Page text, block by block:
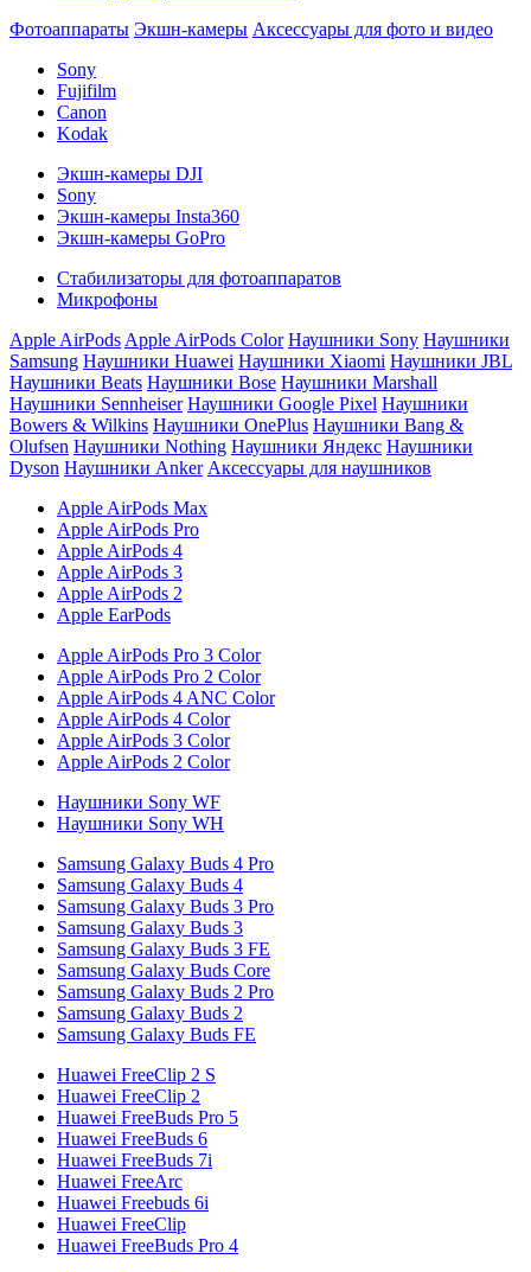
Фотоаппараты Экшн-камеры Аксессуары для фото и видео
Sony
Fujifilm
Canon
Kodak
Экшн-камеры DJI
Sony
Экшн-камеры Insta360
Экшн-камеры GoPro
Стабилизаторы для фотоаппаратов
Микрофоны
Apple AirPods Apple AirPods Color Наушники Sony Наушники
Samsung Наушники Huawei Наушники Xiaomi Наушники JBL
Наушники Beats Наушники Bose Наушники Marshall
Наушники Sennheiser Наушники Google Pixel Наушники
Bowers & Wilkins Наушники OnePlus Наушники Bang &
Olufsen Наушники Nothing Наушники Яндекс Наушники
Dyson Наушники Anker Аксессуары для наушников
Apple AirPods Max
Apple AirPods Pro
Apple AirPods 4
Apple AirPods 3
Apple AirPods 2
Apple EarPods
Apple AirPods Pro 3 Color
Apple AirPods Pro 2 Color
Apple AirPods 4 ANC Color
Apple AirPods 4 Color
Apple AirPods 3 Color
Apple AirPods 2 Color
Наушники Sony WF
Наушники Sony WH
Samsung Galaxy Buds 4 Pro
Samsung Galaxy Buds 4
Samsung Galaxy Buds 3 Pro
Samsung Galaxy Buds 3
Samsung Galaxy Buds 3 FE
Samsung Galaxy Buds Core
Samsung Galaxy Buds 2 Pro
Samsung Galaxy Buds 2
Samsung Galaxy Buds FE
Huawei FreeClip 2 S
Huawei FreeClip 2
Huawei FreeBuds Pro 5
Huawei FreeBuds 6
Huawei FreeBuds 7i
Huawei FreeArc
Huawei Freebuds 6i
Huawei FreeClip
Huawei FreeBuds Pro 4